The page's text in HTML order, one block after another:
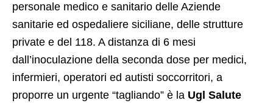
personale medico e sanitario delle Aziende
sanitarie ed ospedaliere siciliane, delle strutture
private e del 118. A distanza di 6 mesi
dall’inoculazione della seconda dose per medici,
infermieri, operatori ed autisti soccorritori, a
proporre un urgente “tagliando” è la Ugl Salute